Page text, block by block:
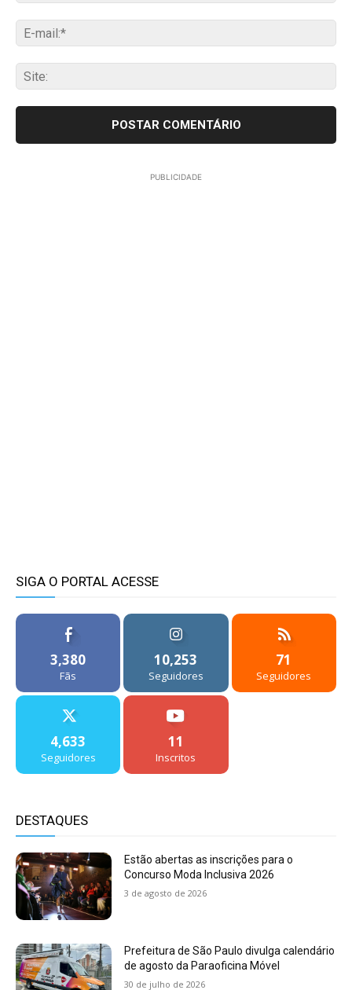
PUBLICIDADE
SIGA O PORTAL ACESSE
3,380
Fãs
10,253
Seguidores
71
Seguidores
4,633
Seguidores
11
Inscritos
DESTAQUES
Estão abertas as inscrições para o
Concurso Moda Inclusiva 2026
3 de agosto de 2026
Prefeitura de São Paulo divulga calendário
de agosto da Paraoficina Móvel
30 de julho de 2026